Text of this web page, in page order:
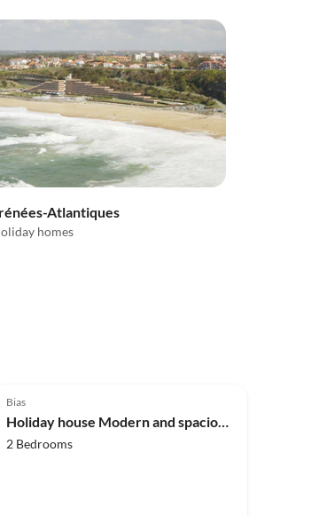
Atlantiques
homes
Bias
2 Bedrooms